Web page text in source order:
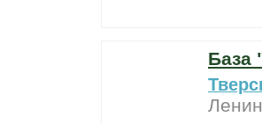
База